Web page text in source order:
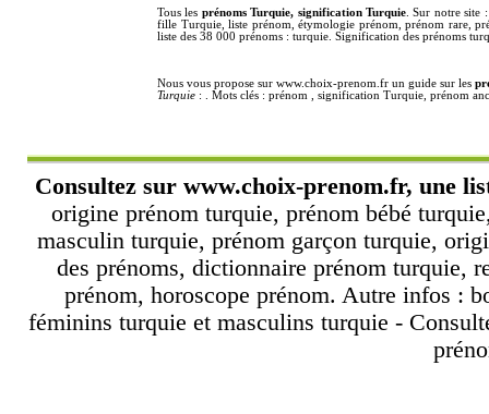
Tous les prénoms Turquie, signification Turquie . Sur notre
fille Turquie, liste prénom, étymologie prénom, prénom rare,
liste des 38 000 prénoms : turquie. Signification des prénoms
Nous vous propose sur www.choix-prenom.fr un guide sur les
Turquie : . Mots clés : prénom , signification Turquie, prénom
Consultez sur www.choix-prenom.fr, une
origine prénom turquie, prénom bébé
masculin turquie, prénom garçon turquie,
des prénoms, dictionnaire prénom turquie,
prénom, horoscope prénom. Autre infos :
féminins turquie et masculins turquie -